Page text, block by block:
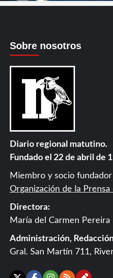
Sobre nosotros
Diario regional matutino.
Fundado el 22 de abril de
Miembro y socio
Organización de la
Directora:
María del Carmen Pereira
Administración,
Gral. San Martín 711,